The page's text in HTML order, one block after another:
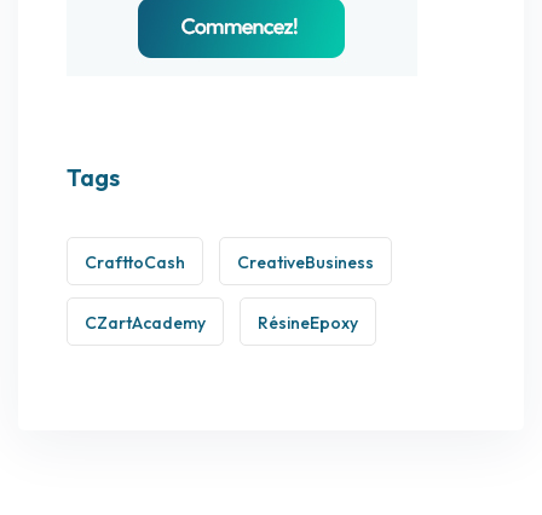
Tags
CrafttoCash CreativeBusiness
CZartAcademy RésineEpoxy